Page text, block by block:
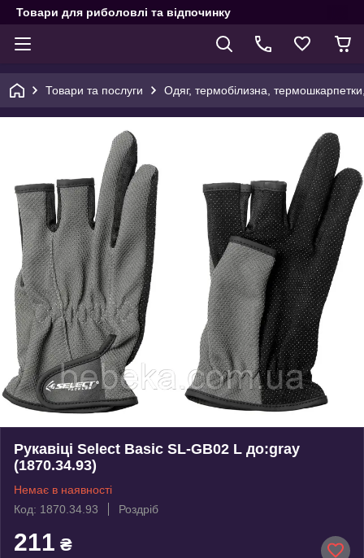
Товари для риболовлі та відпочинку
Товари та послуги Одяг, термобілизна,
Рукавіці Select Basic SL-GB02 L до:gray
(1870.34.93)
Немає в наявності
Код: 1870.34.93
Роздріб
211 ₴